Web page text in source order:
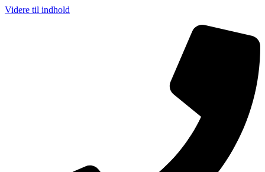
Videre til indhold